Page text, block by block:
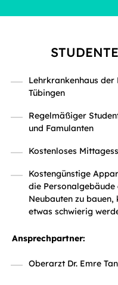
Lehrkrankenhaus
Tübingen
Regelmäßiger
und Famulanten
Kostenloses
Kostengünstige
die Personalgebäude
Neubauten zu
etwas schwierig
Ansprechpartner:
Oberarzt Dr. Emre